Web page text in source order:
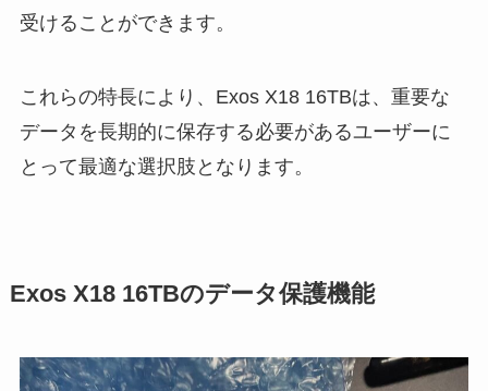
受けることができます。
これらの特長により、Exos X18 16TBは、重要な
データを長期的に保存する必要があるユーザーに
とって最適な選択肢となります。
Exos X18 16TBのデータ保護機能